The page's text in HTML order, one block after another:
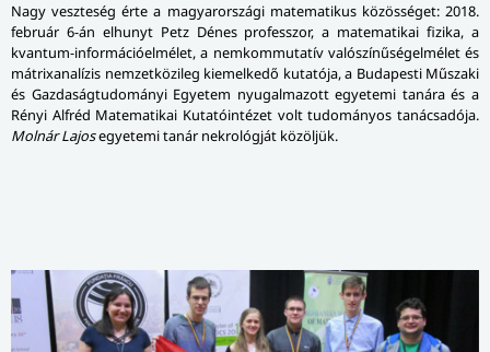
Nagy veszteség érte a magyarországi matematikus közösséget: 2018.
február 6-án elhunyt Petz Dénes professzor, a matematikai fizika, a
kvantum-információelmélet, a nem­kom­mu­ta­tív való­szí­nű­ség­el­mé­let és
mátrixanalízis nemzetközileg kiemelkedő kutatója, a Budapesti Műszaki
és Gazdaságtudományi Egyetem nyugalmazott egyetemi tanára és a
Rényi Alfréd Matematikai Kutatóintézet volt tudományos tanácsadója.
Molnár Lajosegyetemi tanár nekrológját közöljük.